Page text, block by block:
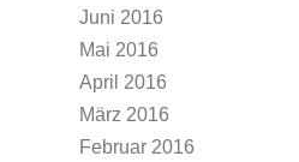
Juni 2016
Mai 2016
April 2016
März 2016
Februar 2016